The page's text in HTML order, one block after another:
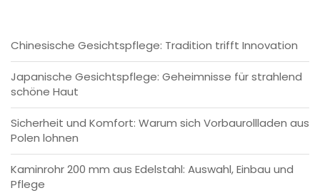
Chinesische Gesichtspflege: Tradition trifft Innovation
Japanische Gesichtspflege: Geheimnisse für strahlend
schöne Haut
Sicherheit und Komfort: Warum sich Vorbaurollladen aus
Polen lohnen
Kaminrohr 200 mm aus Edelstahl: Auswahl, Einbau und
Pflege